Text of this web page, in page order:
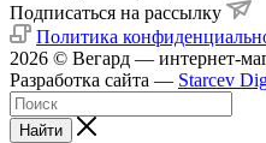
Подписаться на рассылку
Политика
2026 © Вегард — интернет-
Разработка сайта — Starcev
Найти